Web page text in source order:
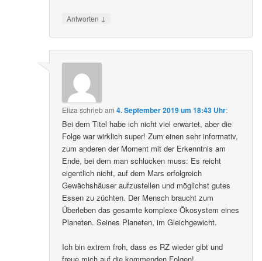
Antworten ↓
Eliza schriebam4. September 2019 um 18:43 Uhr:
Bei dem Titel habe ich nicht viel erwartet, aber die
Folge war wirklich super! Zum einen sehr informativ,
zum anderen der Moment mit der Erkenntnis am
Ende, bei dem man schlucken muss: Es reicht
eigentlich nicht, auf dem Mars erfolgreich
Gewächshäuser aufzustellen und möglichst gutes
Essen zu züchten. Der Mensch braucht zum
Überleben das gesamte komplexe Ökosystem eines
Planeten. Seines Planeten, im Gleichgewicht.
Ich bin extrem froh, dass es RZ wieder gibt und